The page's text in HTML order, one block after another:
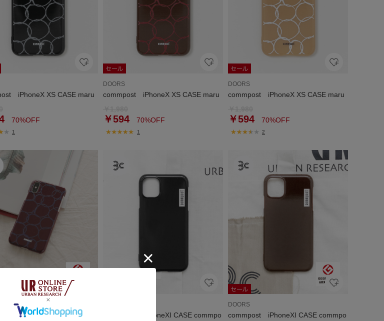
iPhoneX XS CASE maru
70%OFF
1
DOORS
commpost iPhoneX XS CASE maru
￥594 70%OFF
1
DOORS
commpost iPhoneX XS CASE maru
￥594 70%OFF
2
iPhoneX XS CASE maru
commpost iPhoneXI CASE commpo
DOORS
commpost iPhoneXI CASE commpo